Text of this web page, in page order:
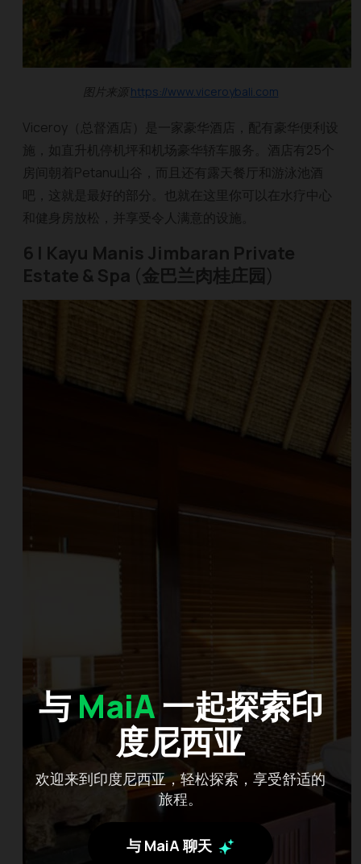
与MaiA一起探索印
度尼西亚
欢迎来到印度尼西亚，轻松探索，享受舒适的
旅程。
与 MaiA 聊天
图片来源 https://www.viceroybali.com
Viceroy（总督酒店）是一家豪华酒店，配有豪华便利设
施，如直升机停机坪和机场豪华轿车服务。酒店有25个
房间朝着Petanu山谷，而且还有露天餐厅和游泳池酒
吧，这就是最好的部分。也就在这里你可以在水疗中心
和健身房放松，并享受令人满意的设施。
6 | Kayu Manis Jimbaran Private
Estate & Spa (金巴兰肉桂庄园)